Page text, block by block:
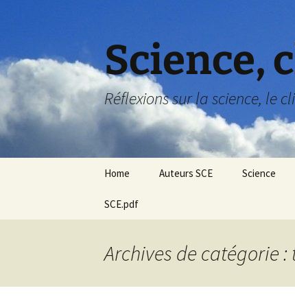
Science,
Réflexions sur la science, le
contenu
Home Auteurs SCE Science
Géologie
SCE.pdf
Archives de catégorie